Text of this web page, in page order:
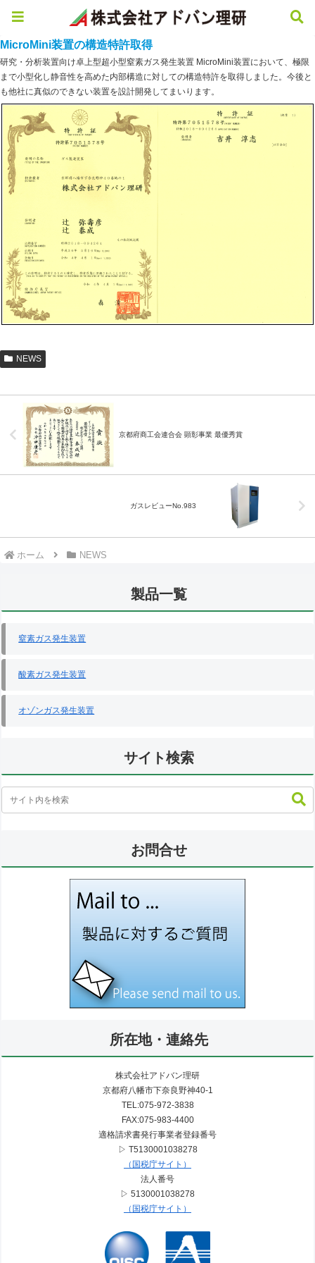
MicroMini装置の構造特許取得
研究・分析装置向け卓上型超小型窒素ガス発生装置 MicroMini装置において、極限
まで小型化し静音性を高めた内部構造に対しての構造特許を取得しました。今後と
も他社に真似のできない装置を設計開発してまいります。
NEWS
京都府商工会連合会 顕彰事業 最優秀賞
ガスレビューNo.983
ホーム NEWS
製品一覧
窒素ガス発生装置
酸素ガス発生装置
オゾンガス発生装置
サイト検索
お問合せ
所在地・連絡先
株式会社アドバン理研
京都府八幡市下奈良野神40-1
TEL:075-972-3838
FAX:075-983-4400
適格請求書発行事業者登録番号
▷ T5130001038278
（国税庁サイト）
法人番号
▷ 5130001038278
（国税庁サイト）